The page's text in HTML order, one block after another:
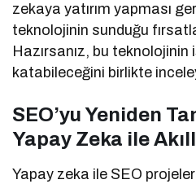
zekaya yatırım yapması
teknolojinin sunduğu
Hazırsanız, bu
katabileceğini birlikte
SEO’yu Yeniden
Yapay Zeka ile
Yapay zeka ile SEO